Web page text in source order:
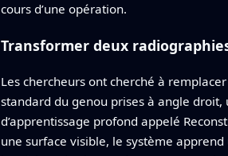
cours d’une opération.
Transformer deux
Les chercheurs ont cherché à
standard du genou prises à angle
d’apprentissage profond appelé
une surface visible, le système apprend